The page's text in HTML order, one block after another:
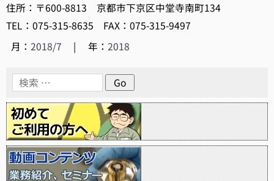
住所：〒600-8813 京都市下京区中堂寺南町134
TEL：075-315-8635 FAX：075-315-9497
月： 2018/7 | 年：2018